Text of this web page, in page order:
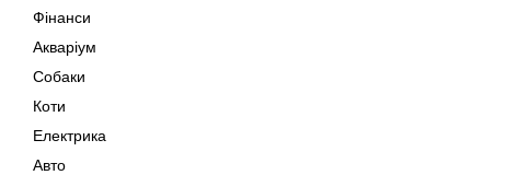
Фінанси
Акваріум
Собаки
Коти
Електрика
Авто